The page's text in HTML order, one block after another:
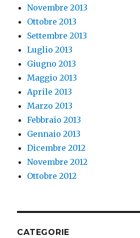
Novembre 2013
Ottobre 2013
Settembre 2013
Luglio 2013
Giugno 2013
Maggio 2013
Aprile 2013
Marzo 2013
Febbraio 2013
Gennaio 2013
Dicembre 2012
Novembre 2012
Ottobre 2012
CATEGORIE